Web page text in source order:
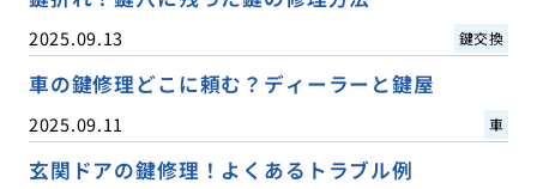
2025.09.13 鍵交換
車の鍵修理どこに頼む？ディーラーと鍵屋
2025.09.11 車
玄関ドアの鍵修理！よくあるトラブル例